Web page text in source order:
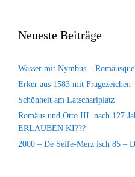
Neueste Beiträge
Wasser mit Nymbus –
Erker aus 1583 mit Fragezeichen
Schönheit am Latschariplatz
Romäus und Otto III. nach 127
ERLAUBEN KI???
2000 – De Seife-Merz isch 85 –